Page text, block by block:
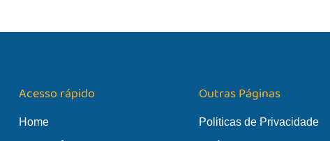
Acesso rápido
Home
Outras Páginas
Politicas de Privacidade